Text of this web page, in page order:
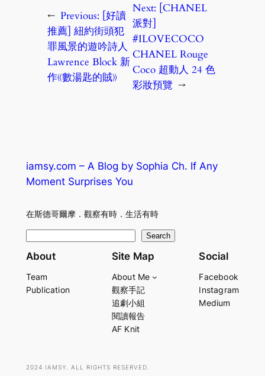
← Previous: [好讀
推薦] 紐約街頭犯
罪風景的遊吟詩人
Lawrence Block 新
作《數湯匙的賊》
Next: [CHANEL
派對]
#ILOVECOCO
CHANEL Rouge
Coco 超動人 24 色
彩妝預覽 →
iamsy.com – A Blog by Sophia Ch. If Any
Moment Surprises You
在斯德哥爾摩．觀察有時．生活有時
e
r
Search
About
Team
Publication
Site Map
About Me
觀察手記
追劇小組
閱讀報告
AF Knit
Social
Facebook
Instagram
Medium
2024 IAMSY. ALL RIGHTS RESERVED.